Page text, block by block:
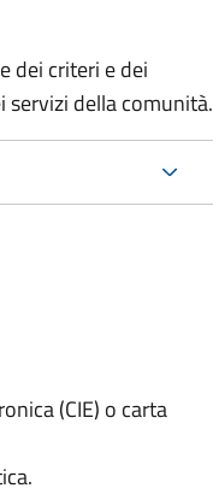
dei criteri e dei
servizi della comunità.
(CIE) o carta